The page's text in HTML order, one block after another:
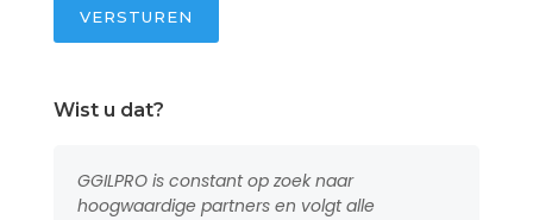
VERSTUREN
Wist u dat?
GGILPRO is constant op zoek naar
hoogwaardige partners en volgt alle